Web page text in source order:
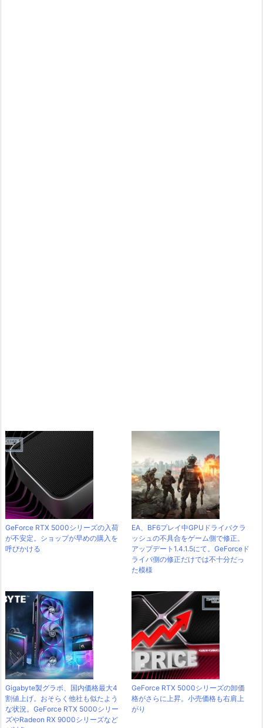
GeForce RTX 5000シリーズの入荷
が不安定。ショップが早めの購入を
呼びかける
EA、BF6プレイ中GPUドライバクラ
ッシュの不具合をゲーム側で修正。
アップデート1.4.1.5にて。GeForceド
ライバ側の修正だけでは不十分だっ
た模様
Gigabyte製グラボ、国内価格最大4
割値上げ。おそらく他社も似たよう
な状況。GeForce RTX 5000シリー
ズやRadeon RX 9000シリーズなど
GeForce RTX 5000シリーズの卸価
格がさらに上昇。小売価格も右肩上
がり